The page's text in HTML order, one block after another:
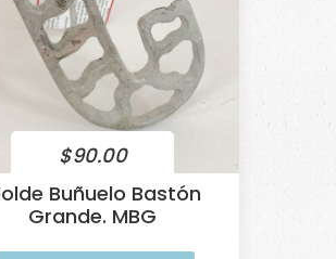
$90.00
Buñuelo Bastón
Grande. MBG